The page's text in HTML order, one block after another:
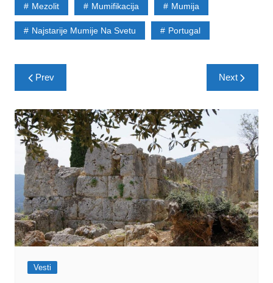
Mezolit Mumifikacija Mumija
Najstarije Mumije Na Svetu Portugal
Post
navigation
Prev Next
Vesti